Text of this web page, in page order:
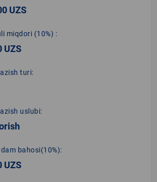
UZS
miqdori (10%) :
UZS
turi:
uslubi:
bahosi(10%):
UZS